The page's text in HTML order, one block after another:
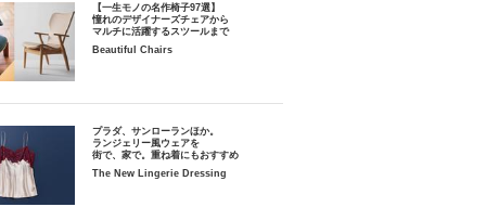
【一生モノの名作椅子97選】
憧れのデザイナーズチェアから
マルチに活躍するスツールまで
Beautiful Chairs
プラダ、サンローランほか。
ランジェリー風ウェアを
街で、家で。重ね着にもおすすめ
The New Lingerie Dressing